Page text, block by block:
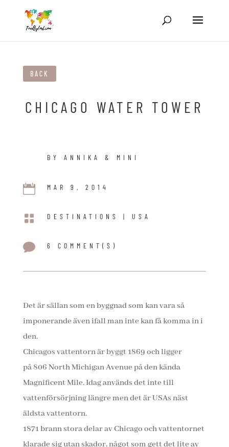
BACK
CHICAGO WATER TOWER
BY ANNIKA & MINI
 MAR 9, 2014
 DESTINATIONS | USA
 6 COMMENT(S)
Det är sällan som en byggnad som kan vara så
imponerande även ifall man inte kan få komma in i
den.
Chicagos vattentorn är byggt 1869 och ligger
på 806 North Michigan Avenue på den kända
Magnificent Mile. Idag används det inte till
vattenförsörjning längre men det är USAs näst
äldsta vattentorn.
1871 brann stora delar av Chicago och vattentornet
klarade sig utan skador, något som gett det lite av